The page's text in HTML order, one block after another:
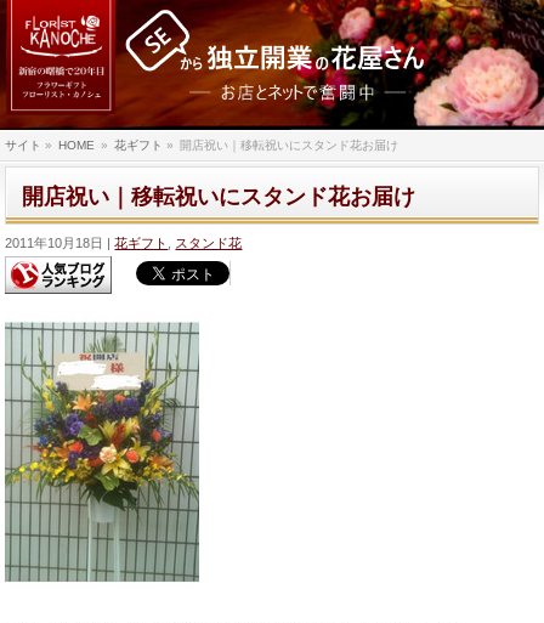
サイト » HOME » 花ギフト » 開店祝い｜移転祝いにスタンド花お届け
開店祝い｜移転祝いにスタンド花お届け
2011年10月18日 花ギフト スタンド花